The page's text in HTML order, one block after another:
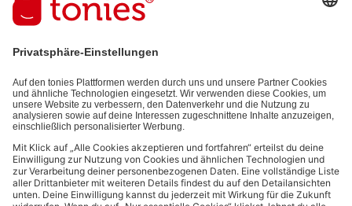
auf den von dir bereitgestellten Informationen (z.B. Account-
informationen) und den von dir zu Werbezwecken bereitgestellten
Datenschutzbestimmungen.
Bezahlmethoden: